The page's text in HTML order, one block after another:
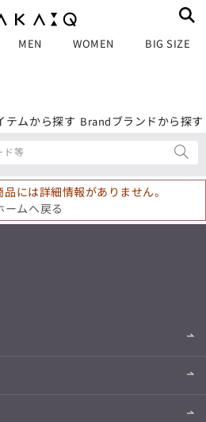
MEN WOMEN BIG SIZE
テムから探す Brandブランドから探す
ド等
には詳細情報がありません。
ームへ戻る